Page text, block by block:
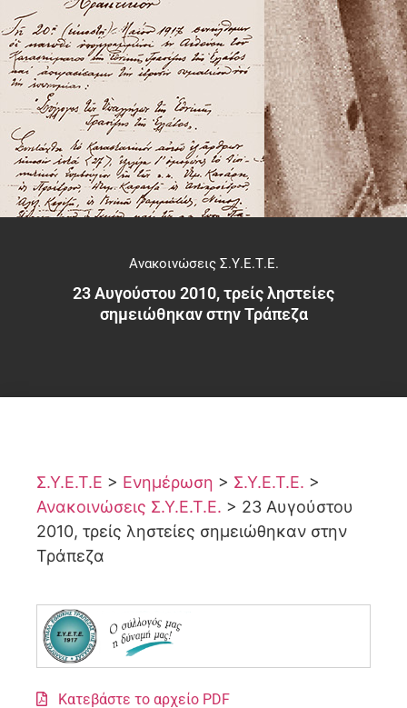
Ανακοινώσεις Σ.Υ.Ε.Τ.Ε.
23 Αυγούστου 2010, τρείς ληστείες
σημειώθηκαν στην Τράπεζα
Σ.Υ.Ε.Τ.Ε > Ενημέρωση > Σ.Υ.Ε.Τ.Ε. >
Ανακοινώσεις Σ.Υ.Ε.Τ.Ε. > 23 Αυγούστου
2010, τρείς ληστείες σημειώθηκαν στην
Τράπεζα
Κατεβάστε το αρχείο PDF